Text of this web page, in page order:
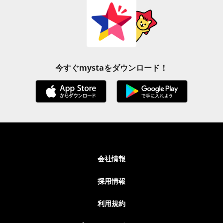
今すぐmystaをダウンロード！
会社情報
採用情報
利用規約